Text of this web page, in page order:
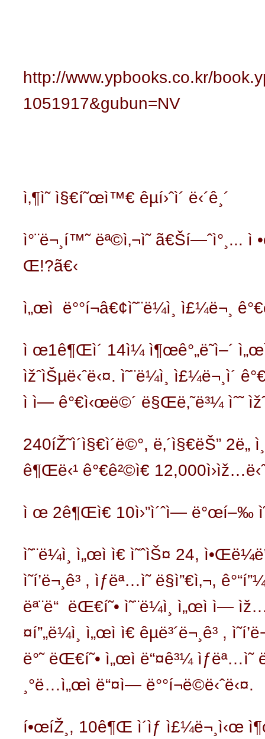
http://www.ypbooks.co.kr/
1051917&gubun=NV
ì‚¶ì˜ ì§€í˜œì™€ êµí›ˆì´ ë‹´ê¸´
ì°¨ë¬¸í™˜ ëª©ì‚¬ì˜ ã€Ší—ˆì°¸... ì
Œ!?ã€‹
ì„œì  ë°°í¬â€¢ì˜¨ë¼ì¸ ì£¼ë¬¸
ì œ1ê¶Œì´ 14ì¼ ì¶œê°„ë˜ì–´ ì„œì
ìžˆìŠµë‹ˆë‹¤. ì˜¨ë¼ì¸ ì£¼ë¬¸ì´
ì ì— ê°€ì‹œë©´ ë§Œë‚˜ë³¼ ìˆ˜
240íŽ˜ì´ì§€ì´ë©°, ë‚´ì§€ëŠ” 2ë„
ê¶Œë‹¹ ê°€ê²©ì€
ì œ 2ê¶Œì€ 10ì›”ì´ˆì— ë°œí–‰
ì˜¨ë¼ì¸ ì„œì ì€ ì˜ˆìŠ¤ 24,
ì˜í’ë¬¸ê³ , ìƒëª…ì˜ ë§ì”€ì‚¬,
ëª¨ë“ ëŒ€í˜• ì˜¨ë¼ì¸ ì„œì ì—
¤í”„ë¼ì¸ ì„œì ì€ êµë³´ë¬¸ê³ ,
ë°˜ ëŒ€í˜• ì„œì ë“¤ê³¼ ìƒëª…ì˜
¸°ë…ì„œì ë“¤ì— ë°°í¬ë©ë‹ˆë‹¤.
í•œíŽ¸, 10ê¶Œ ì´ìƒ ì£¼ë¬¸ì‹œ